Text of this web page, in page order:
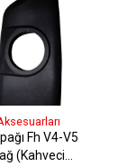
Fh V4-V5
(Kahveci